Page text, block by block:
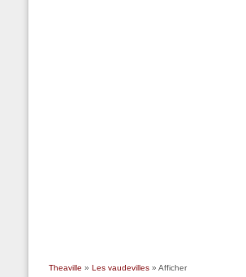
Theaville »Les vaudevilles » Afficher